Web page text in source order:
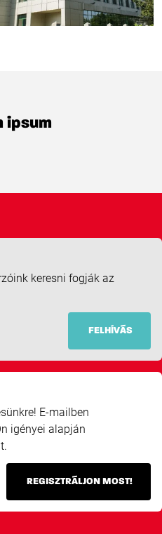
ipsum
keresni fogják az
FELHÍVÁS
E-mailben
igényei alapján
REGISZTRÁLJON MOST!